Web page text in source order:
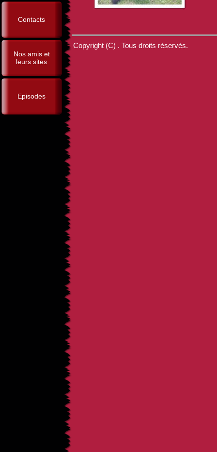
Contacts
Nos amis et
leurs sites
Episodes
Copyright (C) . Tous droits réservés.